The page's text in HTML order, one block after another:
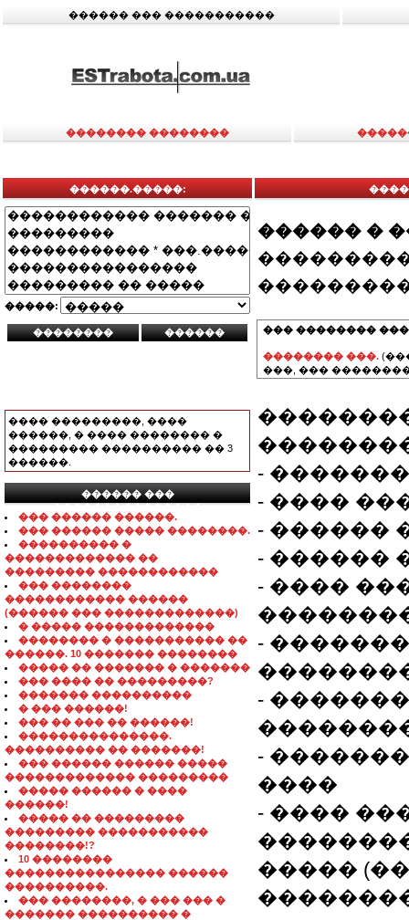
������ ��� �����������
�������� ��������
������.�����:
�����:
���� ���������, ����
������, � ���� �������� �
��������� ���������� �� 3
������.
������ ���
���������������
��� ������ ������.
��� ������ ����� ��������.
���������� �
������������� ��
��������� ������������
��� ��������
������������ ������
(������ ��� �������������)
� ����� �������������
�������� � ����������� ��
������. 10 ������� ��������
����� �� ������� � �������
��� ���� �� ���������?
������� ����������
� ��� ������!
��� �� ��� �� ������!
���������������.
���������� �� �������!
��� ������ ������ �����
������������� ���������
����� ������ � ����
������!
����� �� ���������
��������� �����������
��������!?
10 ��������
���������������� ������
����������.
��� ��������, � ��� ��� �
������� ���������� �
������ �
��� ��������
�������� ���.
���, ���
-
- ����
- ������
- ������
- ����
-
-
-
����
- ����
�����